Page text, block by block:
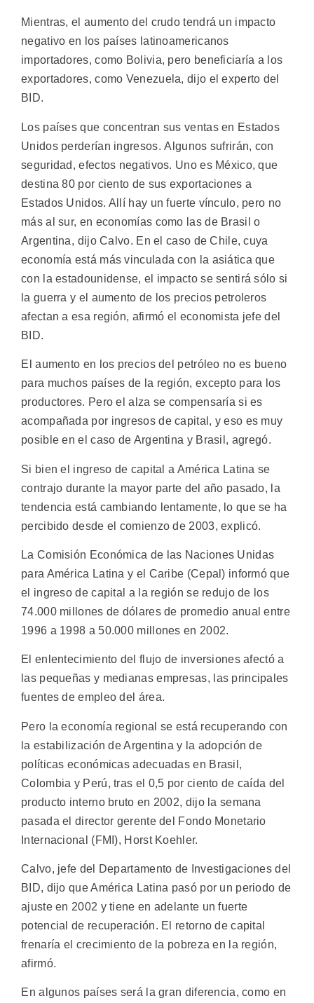
Mientras, el aumento del crudo tendrá un impacto
negativo en los países latinoamericanos
importadores, como Bolivia, pero beneficiaría a los
exportadores, como Venezuela, dijo el experto del
BID.
Los países que concentran sus ventas en Estados
Unidos perderían ingresos. Algunos sufrirán, con
seguridad, efectos negativos. Uno es México, que
destina 80 por ciento de sus exportaciones a
Estados Unidos. Allí hay un fuerte vínculo, pero no
más al sur, en economías como las de Brasil o
Argentina, dijo Calvo. En el caso de Chile, cuya
economía está más vinculada con la asiática que
con la estadounidense, el impacto se sentirá sólo si
la guerra y el aumento de los precios petroleros
afectan a esa región, afirmó el economista jefe del
BID.
El aumento en los precios del petróleo no es bueno
para muchos países de la región, excepto para los
productores. Pero el alza se compensaría si es
acompañada por ingresos de capital, y eso es muy
posible en el caso de Argentina y Brasil, agregó.
Si bien el ingreso de capital a América Latina se
contrajo durante la mayor parte del año pasado, la
tendencia está cambiando lentamente, lo que se ha
percibido desde el comienzo de 2003, explicó.
La Comisión Económica de las Naciones Unidas
para América Latina y el Caribe (Cepal) informó que
el ingreso de capital a la región se redujo de los
74.000 millones de dólares de promedio anual entre
1996 a 1998 a 50.000 millones en 2002.
El enlentecimiento del flujo de inversiones afectó a
las pequeñas y medianas empresas, las principales
fuentes de empleo del área.
Pero la economía regional se está recuperando con
la estabilización de Argentina y la adopción de
políticas económicas adecuadas en Brasil,
Colombia y Perú, tras el 0,5 por ciento de caída del
producto interno bruto en 2002, dijo la semana
pasada el director gerente del Fondo Monetario
Internacional (FMI), Horst Koehler.
Calvo, jefe del Departamento de Investigaciones del
BID, dijo que América Latina pasó por un periodo de
ajuste en 2002 y tiene en adelante un fuerte
potencial de recuperación. El retorno de capital
frenaría el crecimiento de la pobreza en la región,
afirmó.
En algunos países será la gran diferencia, como en